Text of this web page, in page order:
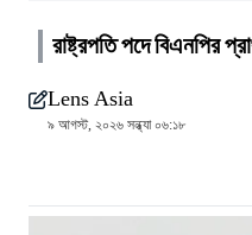
রাষ্ট্রপতি পদে বিএনপির
Lens Asia
৯ আগস্ট, ২০২৬ সন্ধ্যা ০৬:১৮